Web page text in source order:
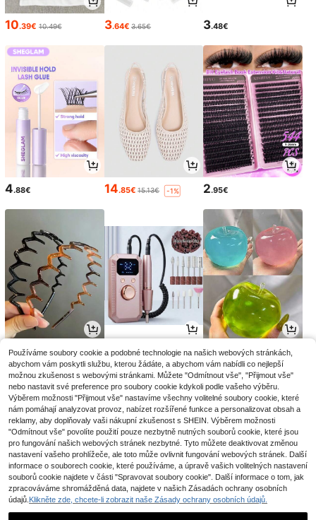
10.39€ 10.49€ 3.64€ 3.65€ 3.48€
4.88€ 14.85€ 15.13€ -1% 2.95€
3.35€ 15.80€ 5.40€5.47€ -1%
10 4 3
Používáme soubory cookie a podobné technologie na našich webových stránkách,
abychom vám poskytli službu, kterou žádáte, a abychom vám nabídli co nejlepší
možnou zkušenost s webovými stránkami. Můžete "Odmítnout vše", "Přijmout vše"
nebo nastavit své preference pro soubory cookie kdykoli podle vašeho výběru.
Výběrem možnosti "Přijmout vše" nastavíme všechny volitelné soubory cookie, které
nám pomáhají analyzovat provoz, nabízet rozšířené funkce a personalizovat obsah a
reklamy, aby doplňovaly vaši nákupní zkušenost s SHEIN. Výběrem možnosti
"Odmítnout vše" povolíte použití pouze nezbytně nutných souborů cookie, které jsou
pro fungování našich webových stránek nezbytné. Tyto můžete deaktivovat změnou
nastavení vašeho prohlížeče, ale toto může ovlivnit fungování webových stránek. Další
informace o souborech cookie, které používáme, a úpravě vašich volitelných nastavení
souborů cookie najdete v části "Spravovat soubory cookie". Další informace o tom, jak
zpracováváme shromážděná data, najdete v našich Zásadách ochrany osobních
údajů. Klikněte zde, chcete-li zobrazit naše Zásady ochrany osobních údajů.